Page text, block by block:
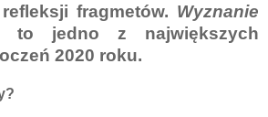
fragmetów. Wyznanie
to jedno z największych
2020 roku.